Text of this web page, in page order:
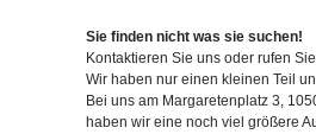
Sie finden nicht was sie suchen!
Kontaktieren Sie uns oder rufen
Wir haben nur einen kleinen Teil
Bei uns am Margaretenplatz 3,
haben wir eine noch viel größere